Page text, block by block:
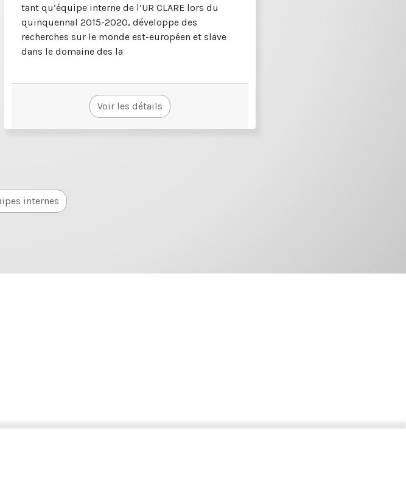
tant qu’équipe interne de l’UR CLARE lors du
quinquennal 2015-2020, développe des
recherches sur le monde est-européen et slave
dans le domaine des la
Voir les détails
internes